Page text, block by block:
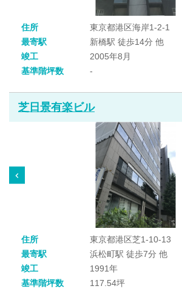
住所
東京都港区海岸1-2-1
最寄駅
新橋駅 徒歩14分 他
竣工
2005年8月
基準階坪数
-
芝日景有楽ビル
住所
東京都港区芝1-10-13
最寄駅
浜松町駅 徒歩7分 他
竣工
1991年
基準階坪数
117.54坪